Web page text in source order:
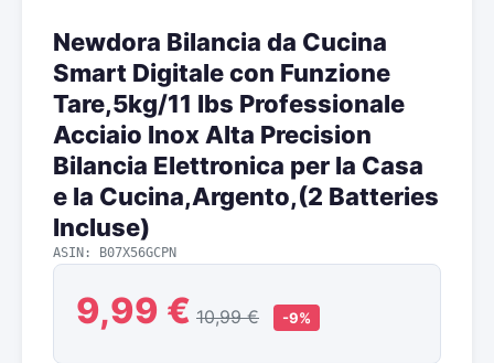
Newdora Bilancia da Cucina
Smart Digitale con Funzione
Tare,5kg/11 lbs Professionale
Acciaio Inox Alta Precision
Bilancia Elettronica per la Casa
e la Cucina,Argento,(2 Batteries
Incluse)
ASIN: B07X56GCPN
9,99 € 10,99 € -9%